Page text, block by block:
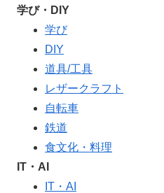
学び・DIY
学び
DIY
道具/工具
レザークラフト
自転車
鉄道
食文化・料理
IT・AI
IT・AI